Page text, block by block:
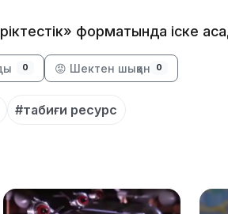
форматында іске
0 😡 Шектен шыққан 0
#табиғи ресурс